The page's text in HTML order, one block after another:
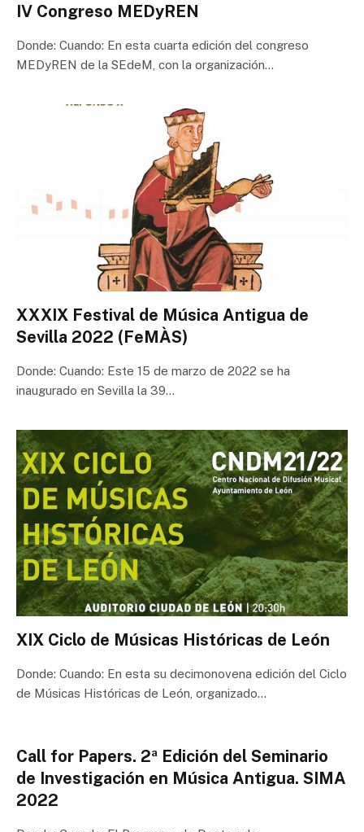
IV Congreso MEDyREN
Donde: Cuando: En esta cuarta edición del congreso
MEDyREN de la SEdeM, con la organización…
XXXIX Festival de Música Antigua de
Sevilla 2022 (FeMÀS)
Donde: Cuando: Este 15 de marzo de 2022 se ha
inaugurado en Sevilla la 39…
XIX Ciclo de Músicas Históricas de León
Donde: Cuando: En esta su decimonovena edición del Ciclo
de Músicas Históricas de León, organizado…
Call for Papers. 2ª Edición del Seminario
de Investigación en Música Antigua. SIMA
2022